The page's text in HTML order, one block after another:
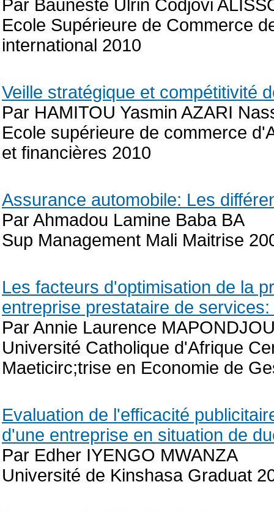
Par Bauneste Ulrin Codjovi
Ecole Supérieure de Commerce
international 2010
Veille stratégique et compétitivité
Par HAMITOU Yasmin AZARI
Ecole supérieure de commerce
et financières 2010
Assurance automobile: Les
Par Ahmadou Lamine Baba BA
Sup Management Mali Maitrise
Les facteurs d'optimisation de la
entreprise prestataire de
Par Annie Laurence
Université Catholique d'Afrique
Maeticirc;trise en Economie de
Evaluation de l'efficacité
d'une entreprise en situation de
Par Edher IYENGO MWANZA
Université de Kinshasa Graduat